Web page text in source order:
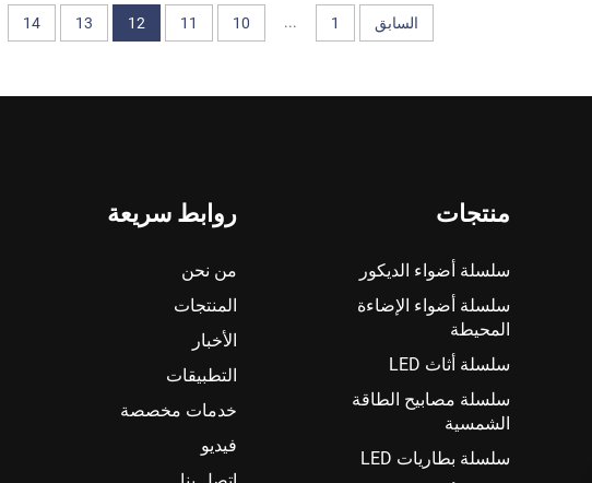
السابق 1
...
10
11
12
13
14
منتجات
سلسلة أضواء الديكور
سلسلة أضواء الإضاءة
المحيطة
سلسلة أثاث LED
سلسلة مصابيح الطاقة
الشمسية
سلسلة بطاريات LED
روابط سريعة
من نحن
المنتجات
الأخبار
التطبيقات
خدمات مخصصة
فيديو